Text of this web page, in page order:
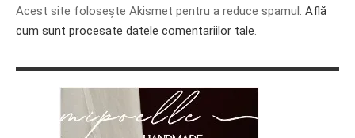
Acest site folosește Akismet pentru a reduce spamul. Află
cum sunt procesate datele comentariilor tale.